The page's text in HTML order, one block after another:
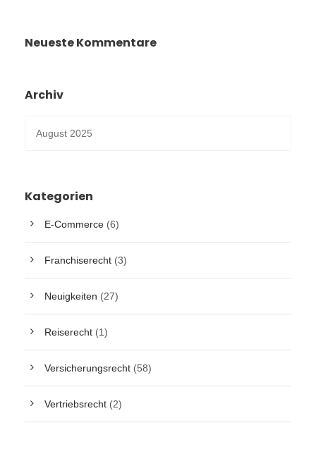
Neueste Kommentare
Archiv
Kategorien
E-Commerce (6)
Franchiserecht (3)
Neuigkeiten (27)
Reiserecht (1)
Versicherungsrecht (58)
Vertriebsrecht (2)